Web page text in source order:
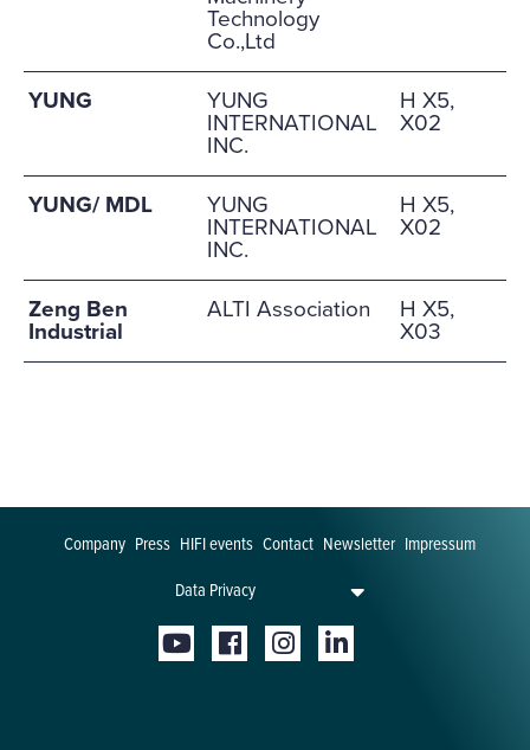
Technology
Co.,Ltd
YUNG
YUNG
INTERNATIONAL
INC.
H X5,
X02
YUNG/ MDL
YUNG
INTERNATIONAL
INC.
H X5,
X02
Zeng Ben
Industrial
ALTI Association
H X5,
X03
Company Press HIFI events Contact Newsletter Impressum
Data Privacy